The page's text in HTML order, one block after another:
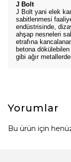
J Bolt
J Bolt yani elek
sabitlenmesi
endüstrisinde,
ahşap nesneleri
etrafına
betona
gibi ağır
Yorumlar
Bu ürün için